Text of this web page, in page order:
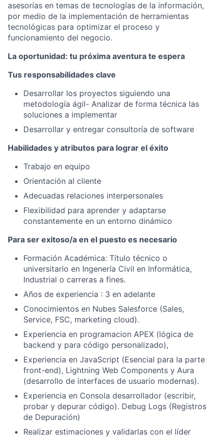
asesorías en temas de tecnologías de la información,
por medio de la implementación de herramientas
tecnológicas para optimizar el proceso y
funcionamiento del negocio.
La oportunidad: tu próxima aventura te espera
Tus responsabilidades clave
Desarrollar los proyectos siguiendo una
metodología ágil- Analizar de forma técnica las
soluciones a implementar
Desarrollar y entregar consultoría de software
Habilidades y atributos para lograr el éxito
Trabajo en equipo
Orientación al cliente
Adecuadas relaciones interpersonales
Flexibilidad para aprender y adaptarse
constantemente en un entorno dinámico
Para ser exitoso/a en el puesto es necesario
Formación Académica: Título técnico o
universitario en Ingenería Civil en Informática,
Industrial o carreras a fines.
Años de experiencia : 3 en adelante
Conocimientos en Nubes Salesforce (Sales,
Service, FSC, marketing cloud).
Experiencia en programacion APEX (lógica de
backend y para código personalizado),
Experiencia en JavaScript (Esencial para la parte
front-end), Lightning Web Components y Aura
(desarrollo de interfaces de usuario modernas).
Experiencia en Consola desarrollador (escribir,
probar y depurar código). Debug Logs (Registros
de Depuración)
Realizar estimaciones y validarlas con el líder